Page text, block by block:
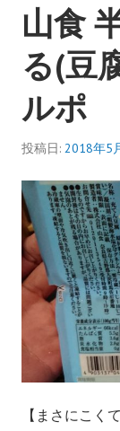
山食
る(豆
ルポ
投稿日: 2018年5
【まさにこく